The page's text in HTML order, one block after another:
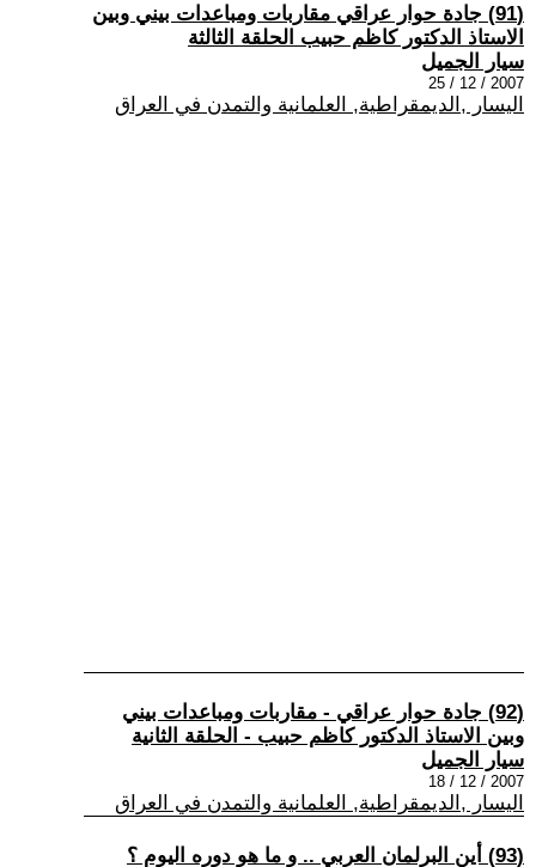
(91) جادة حوار عراقي مقاربات ومباعدات بيني وبين
الاستاذ الدكتور كاظم حبيب الحلقة الثالثة
سيار الجميل
2007 / 12 / 25
اليسار ,الديمقراطية, العلمانية والتمدن في العراق
(92) جادة حوار عراقي - مقاربات ومباعدات بيني
وبين الاستاذ الدكتور كاظم حبيب - الحلقة الثانية
سيار الجميل
2007 / 12 / 18
اليسار ,الديمقراطية, العلمانية والتمدن في العراق
(93) أين البرلمان العربي .. و ما هو دوره اليوم ؟